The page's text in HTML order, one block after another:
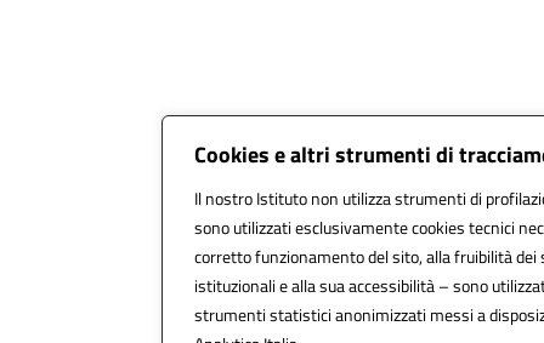
Cookies e altri strumenti di
Il nostro Istituto non utilizza strumenti di
sono utilizzati esclusivamente cookies tecnici
corretto funzionamento del sito, alla fruibilità dei
istituzionali e alla sua accessibilità – sono
strumenti statistici anonimizzati messi a